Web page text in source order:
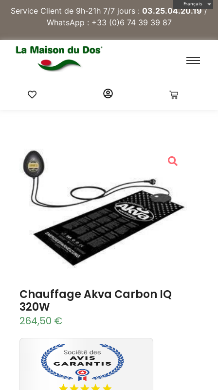
Français
Service Client de 9h-21h 7/7 jours : 03.25.04.20.19/
WhatsApp : +33 (0)6 74 39 39 87
Chauffage Akva Carbon IQ
320W
264,50 €